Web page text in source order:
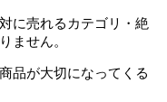
に売れるカテゴリ・絶
ません。
品が大切になってくる